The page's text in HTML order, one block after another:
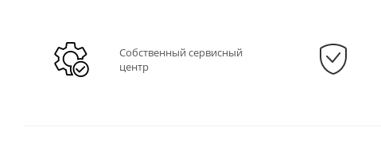
Собственный сервисный
центр